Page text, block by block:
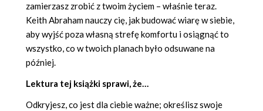
zamierzasz zrobić z twoim życiem – właśnie teraz.
Keith Abraham nauczy cię, jak budować wiarę w siebie,
aby wyjść poza własną strefę komfortu i osiągnąć to
wszystko, co w twoich planach było odsuwane na
później.
Lektura tej książki sprawi, że…
Odkryjesz, co jest dla ciebie ważne; określisz swoje